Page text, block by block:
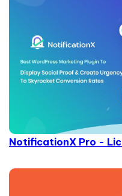
NotificationX Pro -